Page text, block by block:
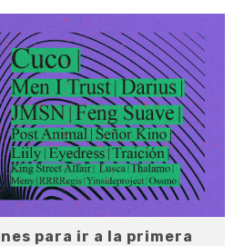
para ir a la primera